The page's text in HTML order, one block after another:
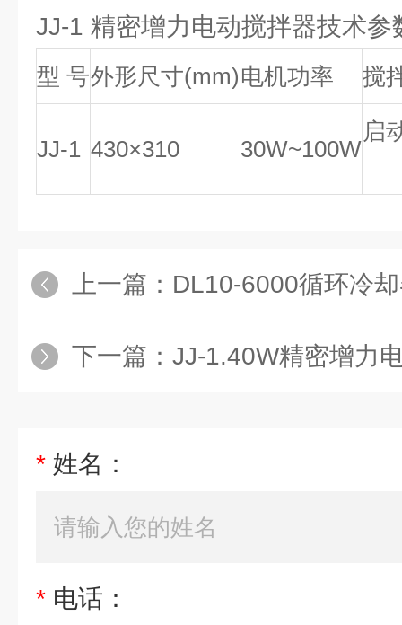
JJ-1 精密增力电动搅拌器技术参
型 号外形尺寸(mm)电机功率 搅
JJ-1 430×310 30W~100W
启
上一篇： DL10-6000循环冷
下一篇： JJ-1.40W精密增力
* 姓名：
* 电话：